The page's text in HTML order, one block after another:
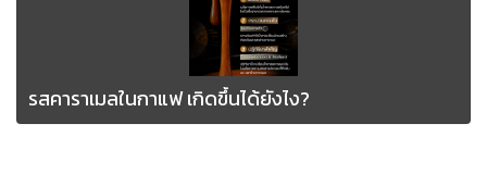
รสคาราเมลในกาแฟ เกิดขึ้นได้ยังไง?